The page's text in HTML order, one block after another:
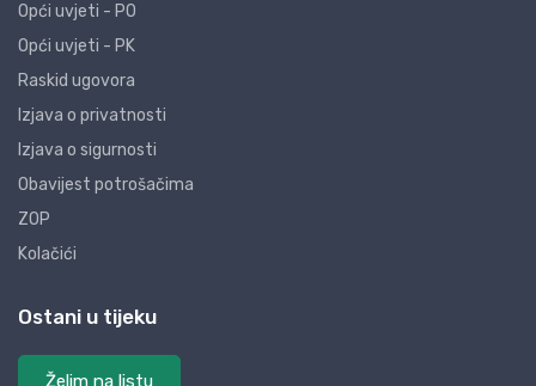
Opći uvjeti - PO
Opći uvjeti - PK
Raskid ugovora
Izjava o privatnosti
Izjava o sigurnosti
Obavijest potrošačima
ZOP
Kolačići
Ostani u tijeku
Želim na listu